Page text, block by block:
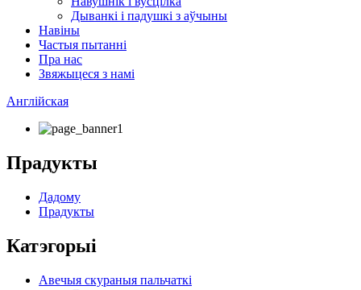
Дыванкі і падушкі з аўчыны
Навіны
Частыя пытанні
Пра нас
Звяжыцеся з намі
Англійская
Прадукты
Дадому
Прадукты
Катэгорыі
Авечыя скураныя пальчаткі